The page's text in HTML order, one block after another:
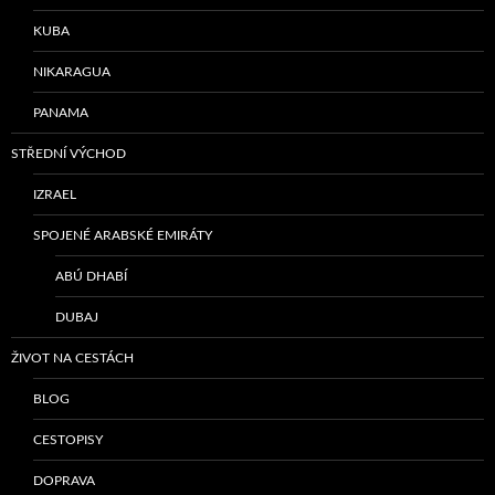
KUBA
NIKARAGUA
PANAMA
STŘEDNÍ VÝCHOD
IZRAEL
SPOJENÉ ARABSKÉ EMIRÁTY
ABÚ DHABÍ
DUBAJ
ŽIVOT NA CESTÁCH
BLOG
CESTOPISY
DOPRAVA